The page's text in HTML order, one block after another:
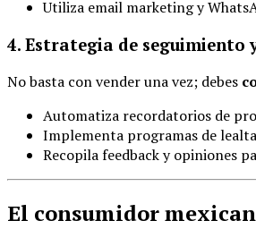
Utiliza email marketing y
4. Estrategia de seguimiento
No basta con vender una vez; debes
Automatiza recordatorios de
Implementa programas de
Recopila feedback y opiniones
El consumidor